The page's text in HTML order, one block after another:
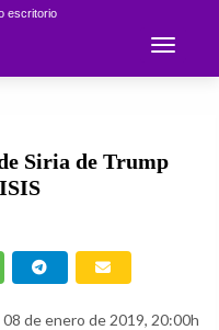
escritorio
Toggle
Siria de Trump
08 de enero de 2019, 20:00h